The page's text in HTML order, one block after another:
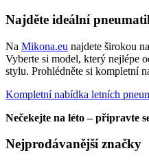
Najděte ideální
Na Mikona.eu najdete širokou
Vyberte si model, který nejlépe
stylu. Prohlédněte si kompletní
Kompletní nabídka letních
Nečekejte na léto – připravte
Nejprodávanější značky